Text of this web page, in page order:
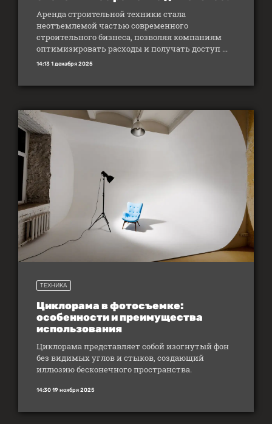
Аренда строительной техники стала
неотъемлемой частью современного
строительного бизнеса, позволяя компаниям
оптимизировать расходы и получать доступ ...
14:13 1 декабря 2025
ТЕХНИКА
Циклорама в фотосъемке:
особенности и преимущества
использования
Циклорама представляет собой изогнутый фон
без видимых углов и стыков, создающий
иллюзию бесконечного пространства.
14:30 19 ноября 2025